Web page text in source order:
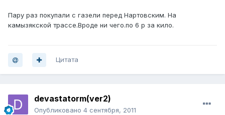
Пару раз покупали с газели перед Нартовским. На
камызякской трассе.Вроде ни чего.по 6 р за кило.
Цитата
devastatorm(ver2)
Опубликовано 4 сентября, 2011